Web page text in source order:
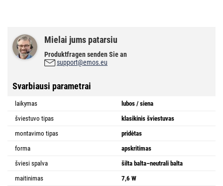
Mielai jums patarsiu
Produktfragen senden Sie an
support@emos.eu
Svarbiausi parametrai
laikymas
lubos / siena
šviestuvo tipas
klasikinis šviestuvas
montavimo tipas
pridėtas
forma
apskritimas
šviesi spalva
šilta balta–neutrali balta
maitinimas
7,6 W